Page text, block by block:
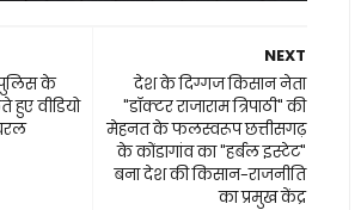
NEXT
देश के दिग्गज किसान नेता
"डॉक्टर राजाराम त्रिपाठी" की
मेहनत के फलस्वरूप छत्तीसगढ़
के कोंडागांव का "हर्बल इस्टेट"
बना देश की किसान-राजनीति
का प्रमुख केंद्र
के
हुए वीडियो